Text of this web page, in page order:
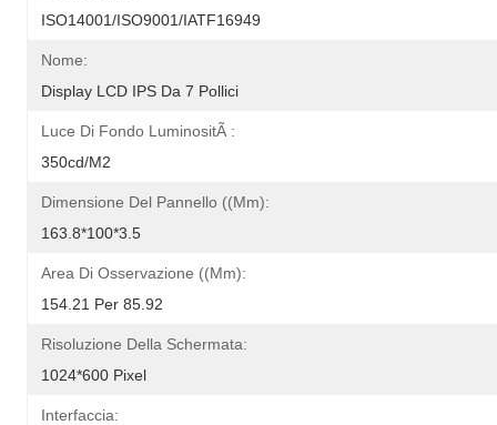
ISO14001/ISO9001/IATF16949
Nome:
Display LCD IPS Da 7 Pollici
Luce Di Fondo LuminositÃ :
350cd/m2
Dimensione Del Pannello ((mm):
163.8*100*3.5
Area Di Osservazione ((mm):
154.21 Per 85.92
Risoluzione Della Schermata:
1024*600 Pixel
Interfaccia: